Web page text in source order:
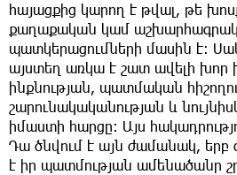
հայացքից կարող է թվալ, թե
քաղաքական կամ
պատկերացումների մասին է։
այստեղ առկա է շատ ավելի խոր
ինքնության, պատմական
շարունակականության և
իմաստի հարցը։ Այս
Դա ծնվում է այն ժամանակ, երբ
է իր պատմության ամենածանր